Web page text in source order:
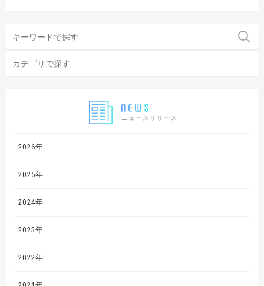
ニュースリリース
2026年
2025年
2024年
2023年
2022年